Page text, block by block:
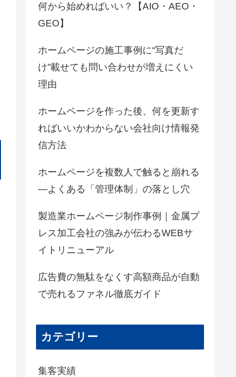
何から始めればいい？【AIO・AEO・
GEO】
ホームページの施工事例に“写真だ
け”載せても問い合わせが増えにくい
理由
ホームページを作った後、何を更新す
ればいいかわからない会社向け情報発
信方法
ホームページを複数人で触ると崩れる
―よくある「管理体制」の落とし穴
製造業ホームページ制作事例｜金属プ
レス加工会社の強みが伝わるWEBサ
イトリニューアル
広告費の無駄をなくす高額商品が自動
で売れるファネル徹底ガイド
カテゴリー
集客実績